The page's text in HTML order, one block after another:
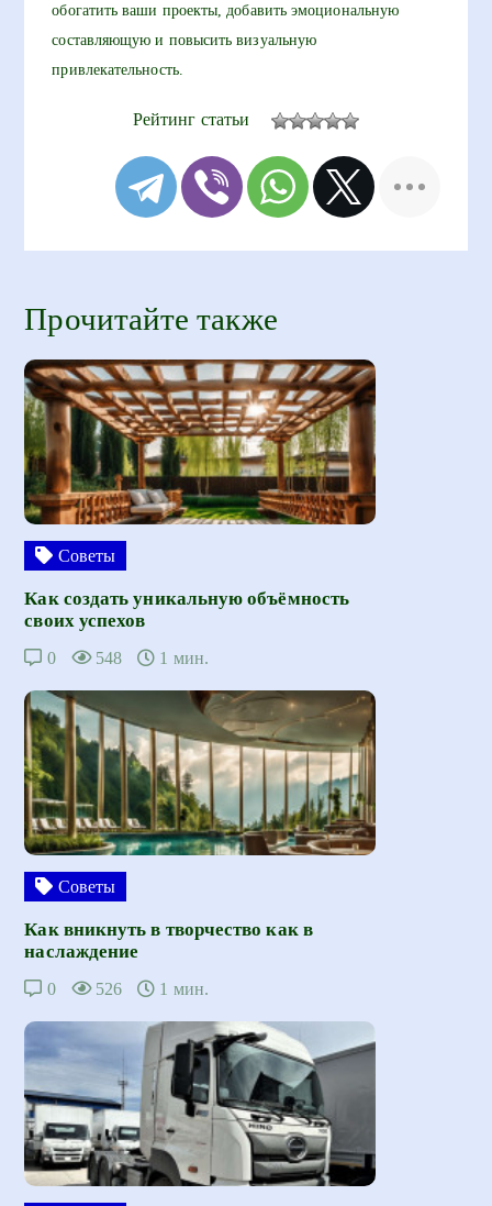
обогатить ваши проекты, добавить эмоциональную
составляющую и повысить визуальную
привлекательность.
Рейтинг статьи
Прочитайте также
Советы
Как создать уникальную объёмность
своих успехов
0 548 1 мин.
Советы
Как вникнуть в творчество как в
наслаждение
0 526 1 мин.